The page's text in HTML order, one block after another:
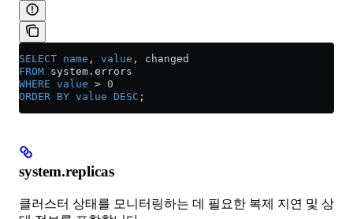
SELECT name , value , changed
FROM system . errors
WHERE value > 0
ORDER BY value DESC ;
system.replicas
클러스터 상태를 모니터링하는 데 필요한 복제 지연 및 상